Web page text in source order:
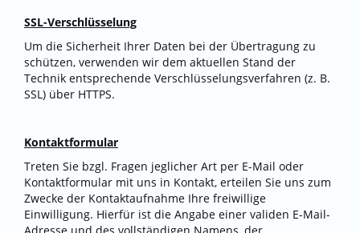
SSL-Verschlüsselung
Um die Sicherheit Ihrer Daten bei der Übertragung zu
schützen, verwenden wir dem aktuellen Stand der
Technik entsprechende Verschlüsselungsverfahren (z. B.
SSL) über HTTPS.
Kontaktformular
Treten Sie bzgl. Fragen jeglicher Art per E-Mail oder
Kontaktformular mit uns in Kontakt, erteilen Sie uns zum
Zwecke der Kontaktaufnahme Ihre freiwillige
Einwilligung. Hierfür ist die Angabe einer validen E-Mail-